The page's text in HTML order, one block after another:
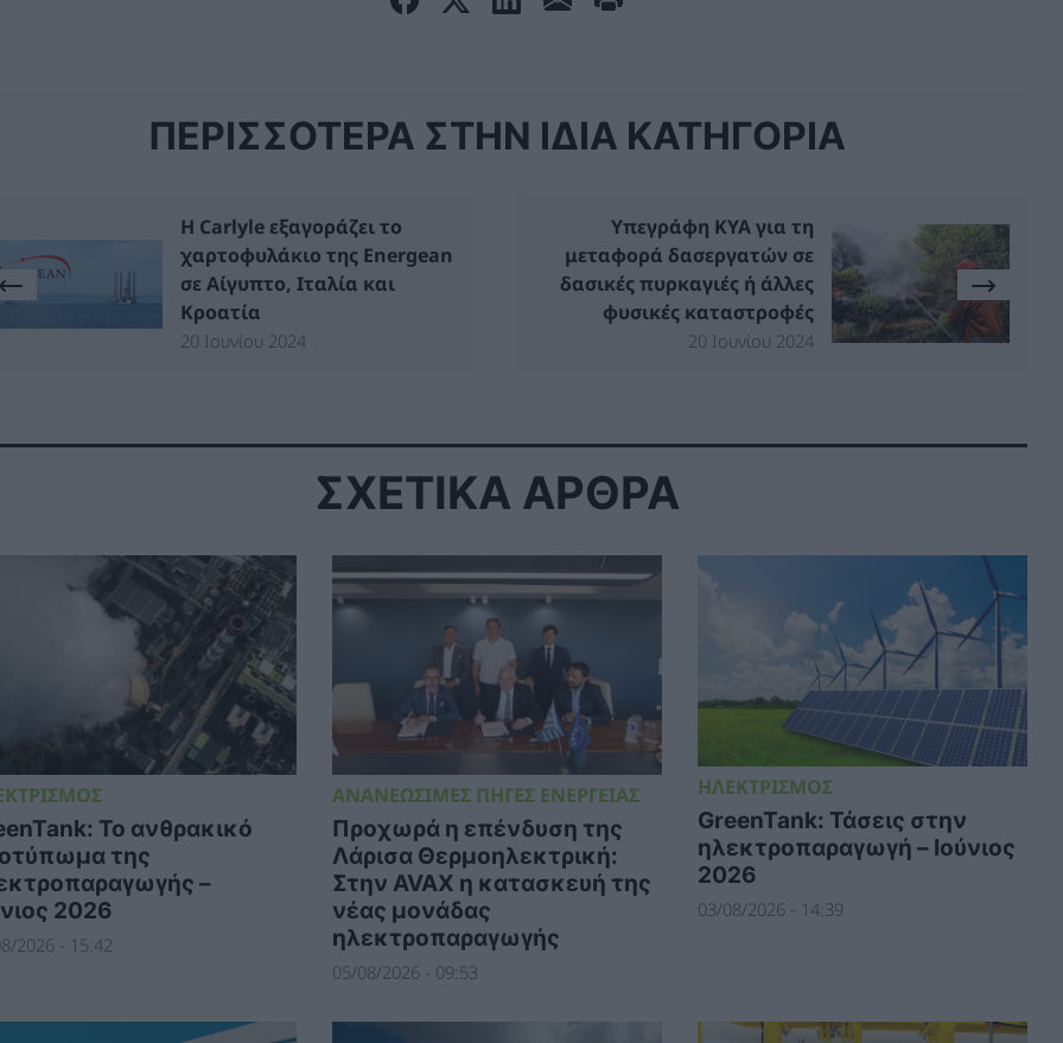
ΠΕΡΙΣΣΟΤΕΡΑ ΣΤΗΝ ΙΔΙΑ ΚΑΤΗΓΟΡΙΑ
Η Carlyle εξαγοράζει τo
χαρτοφυλάκιο της Energean
σε Αίγυπτο, Ιταλία και
Κροατία
20 Ιουνίου 2024
Υπεγράφη ΚΥΑ για τη
μεταφορά δασεργατών σε
δασικές πυρκαγιές ή άλλες
φυσικές καταστροφές
20 Ιουνίου 2024
ΣΧΕΤΙΚΑ ΑΡΘΡΑ
Το ανθρακικό
της
–
2026
2026 - 15:42
ΑΝΑΝΕΩΣΙΜΕΣ ΠΗΓΕΣ ΕΝΕΡΓΕΙΑΣ
Προχωρά η επένδυση της
Λάρισα Θερμοηλεκτρική:
Στην AVAX η κατασκευή της
νέας μονάδας
ηλεκτροπαραγωγής
05/08/2026 - 09:53
ΗΛΕΚΤΡΙΣΜΟΣ
GreenTank: Τάσεις στην
ηλεκτροπαραγωγή – Ιούνιος
2026
03/08/2026 - 14:39